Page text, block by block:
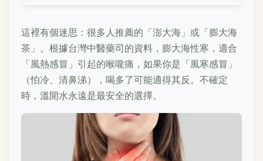
這裡有個迷思：很多人推薦的「澎大海」或「膨大海
茶」。根據台灣中醫藥司的資料，膨大海性寒，適合
「風熱感冒」引起的喉嚨痛，如果你是「風寒感冒」
（怕冷、清鼻涕），喝多了可能適得其反。不確定
時，溫開水永遠是最安全的選擇。